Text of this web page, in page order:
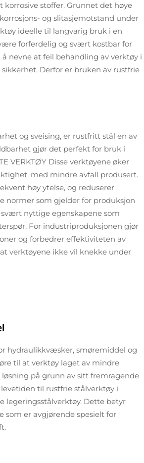
stoffer. Grunnet det høye
og slitasjemotstand under
ideelle til langvarig bruk i en
forferdelig og svært kostbar for
nevne at feil behandling av verktøy i
Derfor er bruken av rustfrie
og sveising, er rustfritt stål en av
gjør det perfekt for bruk i
VERKTØY Disse verktøyene øker
med mindre avfall produsert.
høy ytelse, og reduserer
normer som gjelder for produksjon
nyttige egenskapene som
For industriproduksjonen gjør
og forbedrer effektiviteten av
verktøyene ikke vil knekke under
hydraulikkvæsker, smøremiddel og
til at verktøy laget av mindre
på grunn av sitt fremragende
til rustfrie stålverktøy i
legeringsstålverktøy. Dette betyr
som er avgjørende spesielt for